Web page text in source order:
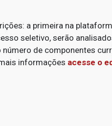
a primeira na
seletivo, serão
de componentes
informações acesse o